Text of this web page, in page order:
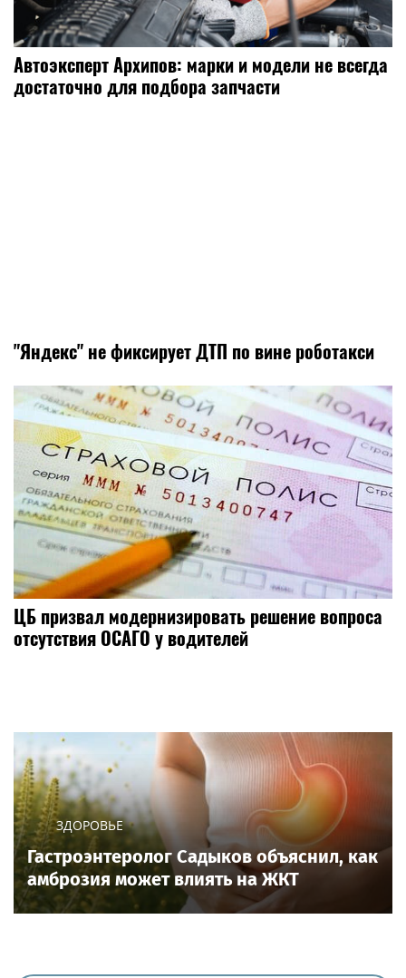
Автоэксперт Архипов: марки и модели не всегда
достаточно для подбора запчасти
"Яндекс" не фиксирует ДТП по вине роботакси
ЦБ призвал модернизировать решение вопроса
отсутствия ОСАГО у водителей
ЗДОРОВЬЕ
Гастроэнтеролог Садыков объяснил, как
амброзия может влиять на ЖКТ